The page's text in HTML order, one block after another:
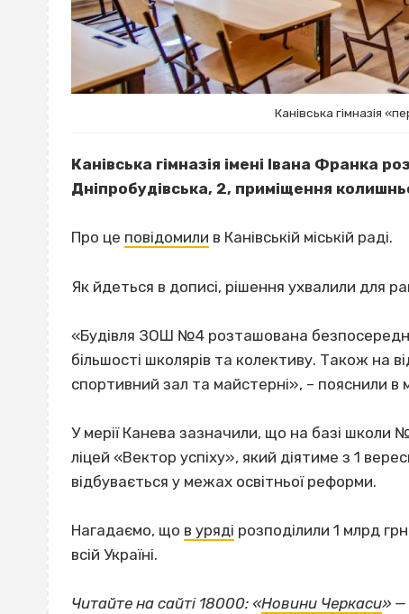
Канівська гімназія
Канівська гімназія імені Івана Франка
Дніпробудівська, 2, приміщення
Про це повідомили в Канівській міській раді.
Як йдеться в дописі, рішення ухвалили для
«Будівля ЗОШ №4 розташована
більшості школярів та колективу. Також на
спортивний зал та майстерні», – пояснили в
У мерії Канева зазначили, що на базі школи
ліцей «Вектор успіху», який діятиме з 1
відбувається у межах освітньої реформи.
Нагадаємо, що в уряді розподілили 1 млрд
всій Україні.
Читайте на сайті 18000: «Новини Черкаси» —